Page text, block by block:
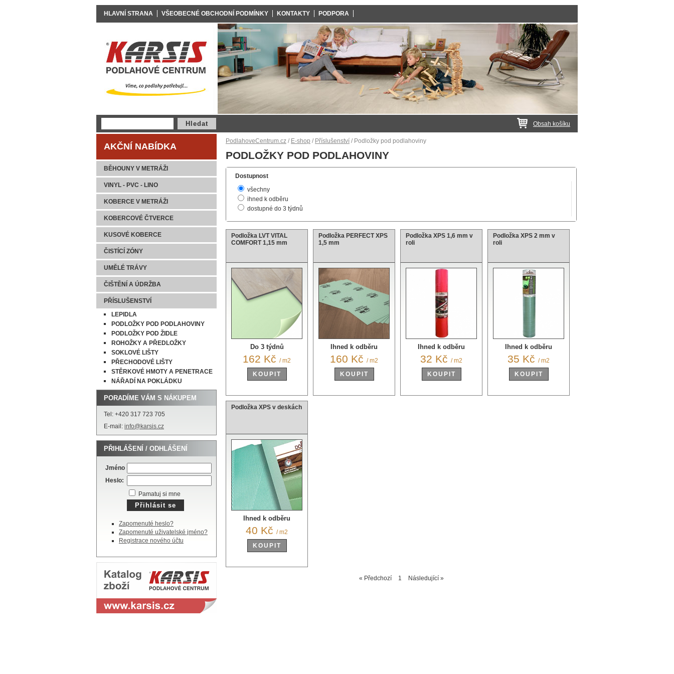
AKČNÍ NABÍDKA
BĚHOUNY V METRÁŽI
VINYL - PVC - LINO
KOBERCE V METRÁŽI
KOBERCOVÉ ČTVERCE
KUSOVÉ KOBERCE
ČISTÍCÍ ZÓNY
UMĚLÉ TRÁVY
ČIŠTĚNÍ A ÚDRŽBA
PŘÍSLUŠENSTVÍ
LEPIDLA
PODLOŽKY POD PODLAHOVINY
PODLOŽKY POD ŽIDLE
ROHOŽKY A PŘEDLOŽKY
SOKLOVÉ LIŠTY
PŘECHODOVÉ LIŠTY
STĚRKOVÉ HMOTY A PENETRACE
NÁŘADÍ NA POKLÁDKU
PORADÍME VÁM S NÁKUPEM
Tel: +420 317 723 705
E-mail: info@karsis.cz
PŘIHLÁŠENÍ / ODHLÁŠENÍ
Jméno
Heslo:
Pamatuj si mne
Zapomenuté heslo?
Zapomenuté uživatelské jméno?
Registrace nového účtu
PodlahoveCentrum.cz / E-shop / Příslušenství / Podložky pod podlahoviny
PODLOŽKY POD PODLAHOVINY
Dostupnost
všechny
ihned k odběru
dostupné do 3 týdnů
Podložka LVT VITAL
COMFORT 1,15 mm
Do 3 týdnů
162 Kč / m2
KOUPIT
Podložka PERFECT XPS
1,5 mm
Ihned k odběru
160 Kč / m2
KOUPIT
Podložka XPS 1,6 mm v
roli
Ihned k odběru
32 Kč / m2
KOUPIT
Podložka XPS 2 mm v
roli
Ihned k odběru
35 Kč / m2
KOUPIT
Podložka XPS v deskách
Ihned k odběru
40 Kč / m2
KOUPIT
« Předchozí 1 Následující »
HLAVNÍ STRANA VŠEOBECNÉ OBCHODNÍ PODMÍNKY KONTAKTY PODPORA
Obsah košíku